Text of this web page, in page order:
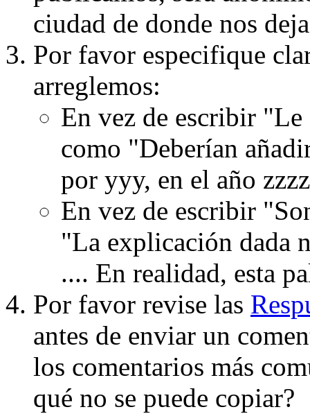
ciudad de donde nos
Por favor especifique
arreglemos:
En vez de escribir
como "Deberían
por yyy, en el año
En vez de escribir
"La explicación dada
.... En realidad, esta
Por favor revise las
antes de enviar un
los comentarios más
qué no se puede copiar?